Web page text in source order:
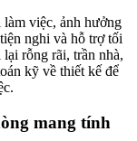
việc, ảnh hưởng
nghi và hỗ trợ tối
rỗng rãi, trần nhà,
kỹ về thiết kế để
mang tính